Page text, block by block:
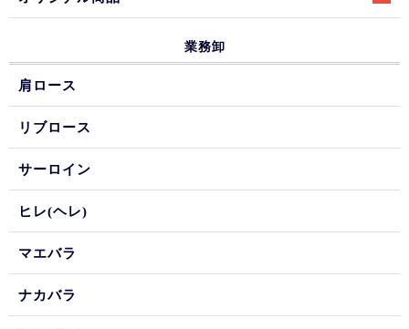
業務卸
肩ロース
リブロース
サーロイン
ヒレ(ヘレ)
マエバラ
ナカバラ